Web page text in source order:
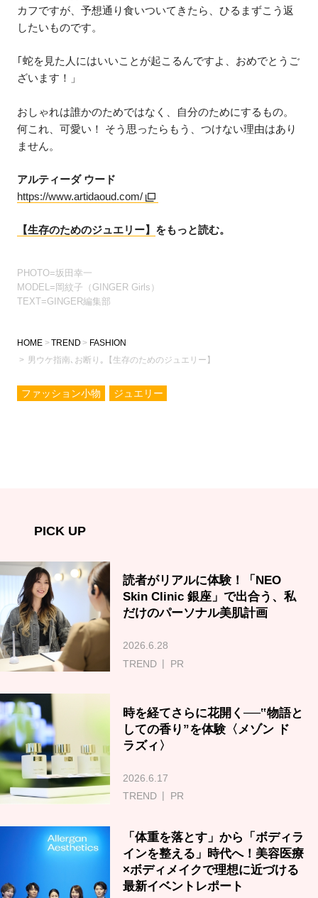
カフですが、予想通り食いついてきたら、ひるまずこう返
したいものです。
｢蛇を見た人にはいいことが起こるんですよ、おめでとうご
ざいます！」
おしゃれは誰かのためではなく、自分のためにするもの。
何これ、可愛い！ そう思ったらもう、つけない理由はあり
ません。
アルティーダ ウード
https://www.artidaoud.com/
【生存のためのジュエリー】 をもっと読む。
PHOTO=坂田幸一
MODEL=岡紋子（GINGER Girls）
TEXT=GINGER編集部
HOME TREND
FASHION
男ウケ指南､お断り｡【生存のためのジュエリー】
ファッション小物 ジュエリー
PICK UP
読者がリアルに体験！「NEO
Skin Clinic 銀座」で出合う、私
だけのパーソナル美肌計画
2026.6.28
TREND
PR
時を経てさらに花開く──‟物語と
しての香り”を体験〈メゾン ド
ラズィ〉
2026.6.17
TREND
PR
「体重を落とす」から「ボディラ
インを整える」時代へ！美容医療
×ボディメイクで理想に近づける
最新イベントレポート